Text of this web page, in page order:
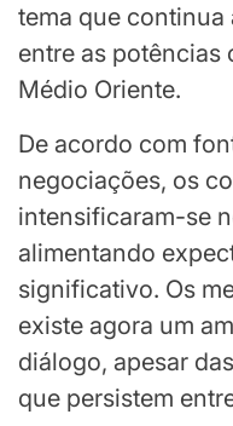
tema que continua
entre as potências
Médio Oriente.
De acordo com
negociações, os
intensificaram-se
alimentando
significativo. Os
existe agora um
diálogo, apesar
que persistem